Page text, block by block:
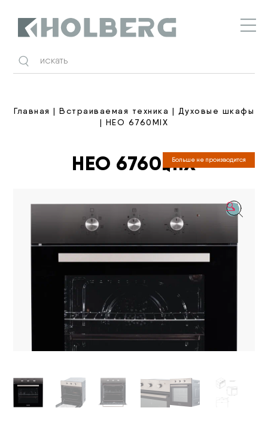
Главная | Встраиваемая техника | Духовые шкафы
| HEO 6760MIX
Больше не производится
HEO 6760MIX
🔍